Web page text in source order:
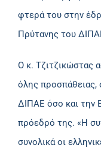
φτερά του στην
Πρύτανης του
Ο κ. Τζιτζικώστας
όλης
ΔΙΠΑΕ όσο και την
πρόεδρό της. «Η
συνολικά οι